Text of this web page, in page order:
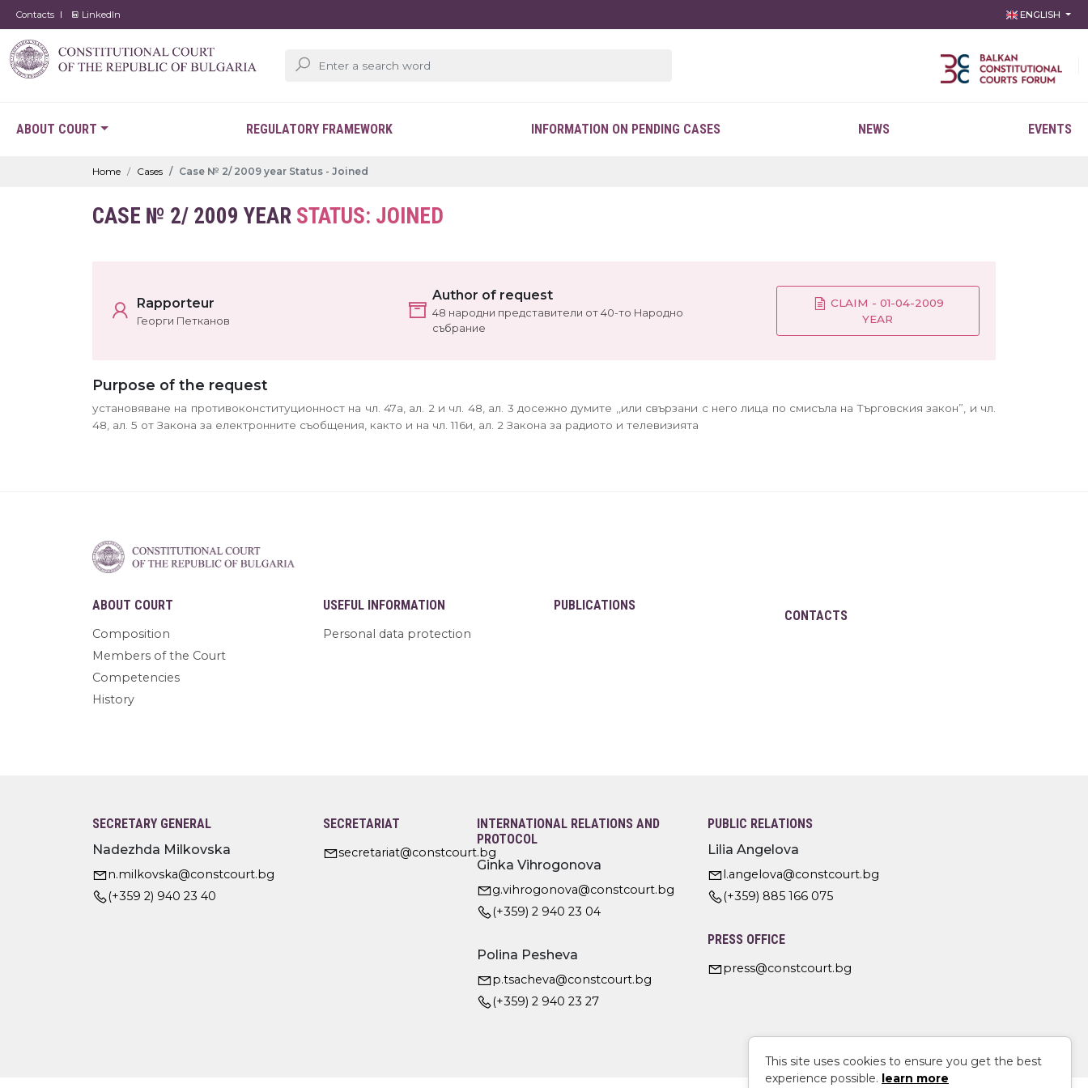
Contacts LinkedIn ENGLISH
ABOUT COURT REGULATORY FRAMEWORK INFORMATION ON PENDING CASES NEWS EVENTS
Home Cases Case № 2/ 2009 year Status - Joined
CASE № 2/ 2009 YEAR STATUS: JOINED
Rapporteur
Георги Петканов
Author of request
48 народни представители от 40-то Народно
събрание
CLAIM - 01-04-2009
YEAR
Purpose of the request
установяване на противоконституционност на чл. 47а, ал. 2 и чл. 48, ал. 3 досежно думите ,,или свързани с него лица по смисъла на Търговския закон”, и чл.
48, ал. 5 от Закона за електронните съобщения, както и на чл. 116и, ал. 2 Закона за радиото и телевизията
ABOUT COURT
Composition
Members of the Court
Competencies
History
USEFUL INFORMATION
Personal data protection
PUBLICATIONS
CONTACTS
SECRETARY GENERAL
Nadezhda Milkovska
n.milkovska@constcourt.bg
(+359 2) 940 23 40
SECRETARIAT
secretariat@constcourt.bg
INTERNATIONAL RELATIONS AND
PROTOCOL
Ginka Vihrogonova
g.vihrogonova@constcourt.bg
(+359) 2 940 23 04
Polina Pesheva
p.tsacheva@constcourt.bg
(+359) 2 940 23 27
PUBLIC RELATIONS
Lilia Angelova
l.angelova@constcourt.bg
(+359) 885 166 075
PRESS OFFICE
press@constcourt.bg
This site uses cookies to ensure you get the best
experience possible. learn more